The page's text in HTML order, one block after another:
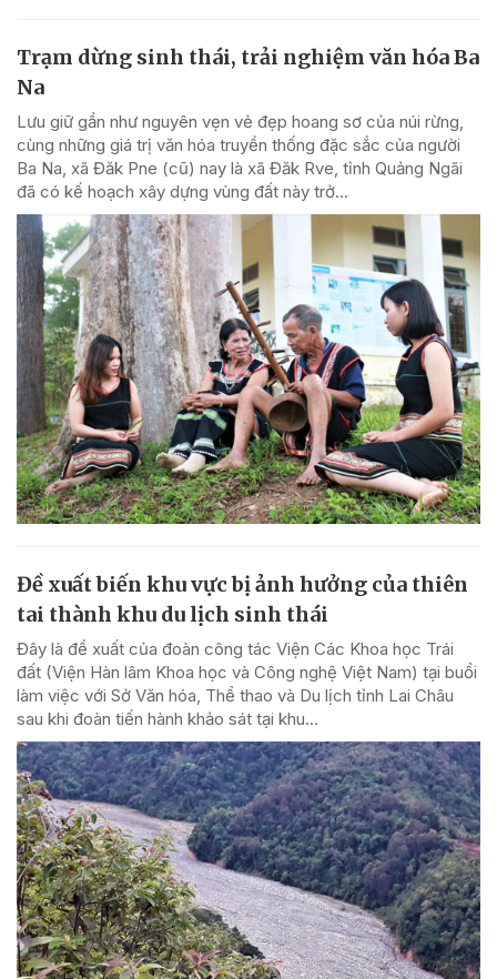
Trạm dừng sinh thái, trải nghiệm văn hóa Ba
Na
Lưu giữ gần như nguyên vẹn vẻ đẹp hoang sơ của núi rừng,
cùng những giá trị văn hóa truyền thống đặc sắc của người
Ba Na, xã Đăk Pne (cũ) nay là xã Đăk Rve, tỉnh Quảng Ngãi
đã có kế hoạch xây dựng vùng đất này trở...
Đề xuất biến khu vực bị ảnh hưởng của thiên
tai thành khu du lịch sinh thái
Đây là đề xuất của đoàn công tác Viện Các Khoa học Trái
đất (Viện Hàn lâm Khoa học và Công nghệ Việt Nam) tại buổi
làm việc với Sở Văn hóa, Thể thao và Du lịch tỉnh Lai Châu
sau khi đoàn tiến hành khảo sát tại khu...